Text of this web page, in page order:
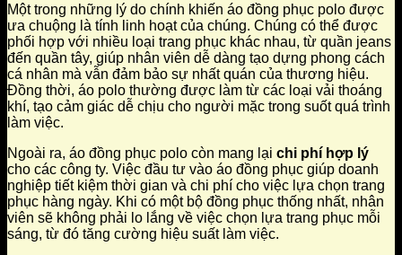
Một trong những lý do chính khiến áo đồng phục polo được
ưa chuộng là tính linh hoạt của chúng. Chúng có thể được
phối hợp với nhiều loại trang phục khác nhau, từ quần jeans
đến quần tây, giúp nhân viên dễ dàng tạo dựng phong cách
cá nhân mà vẫn đảm bảo sự nhất quán của thương hiệu.
Đồng thời, áo polo thường được làm từ các loại vải thoáng
khí, tạo cảm giác dễ chịu cho người mặc trong suốt quá trình
làm việc.
Ngoài ra, áo đồng phục polo còn mang lại chi phí hợp lý
cho các công ty. Việc đầu tư vào áo đồng phục giúp doanh
nghiệp tiết kiệm thời gian và chi phí cho việc lựa chọn trang
phục hàng ngày. Khi có một bộ đồng phục thống nhất, nhân
viên sẽ không phải lo lắng về việc chọn lựa trang phục mỗi
sáng, từ đó tăng cường hiệu suất làm việc.